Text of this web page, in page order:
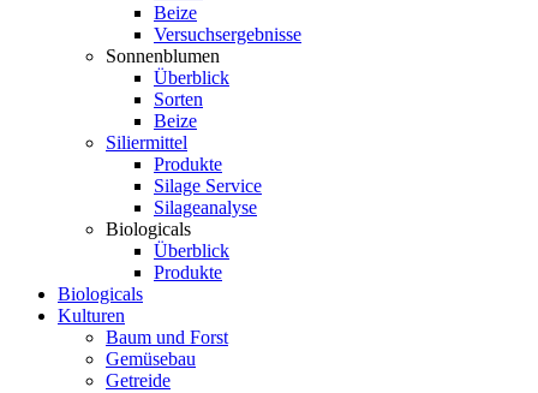
Beize
Versuchsergebnisse
Sonnenblumen
Überblick
Sorten
Beize
Siliermittel
Produkte
Silage Service
Silageanalyse
Biologicals
Überblick
Produkte
Biologicals
Kulturen
Baum und Forst
Gemüsebau
Getreide